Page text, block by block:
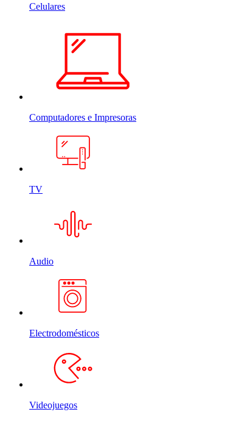
Celulares
Computadores e Impresoras
TV
Audio
Electrodomésticos
Videojuegos